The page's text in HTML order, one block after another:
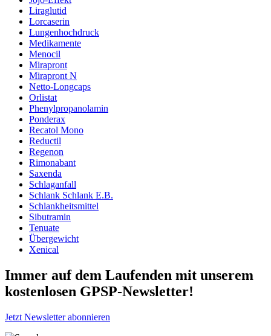
Liraglutid
Lorcaserin
Lungenhochdruck
Medikamente
Menocil
Mirapront
Mirapront N
Netto-Longcaps
Orlistat
Phenylpropanolamin
Ponderax
Recatol Mono
Reductil
Regenon
Rimonabant
Saxenda
Schlaganfall
Schlank Schlank E.B.
Schlankheitsmittel
Sibutramin
Tenuate
Übergewicht
Xenical
Immer auf dem Laufenden mit unserem
kostenlosen GPSP-Newsletter!
Jetzt Newsletter abonnieren